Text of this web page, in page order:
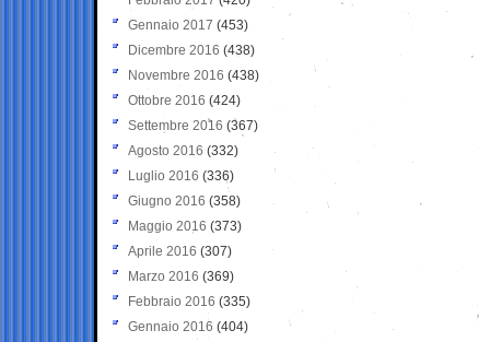
Gennaio 2017 (453)
Dicembre 2016 (438)
Novembre 2016 (438)
Ottobre 2016 (424)
Settembre 2016 (367)
Agosto 2016 (332)
Luglio 2016 (336)
Giugno 2016 (358)
Maggio 2016 (373)
Aprile 2016 (307)
Marzo 2016 (369)
Febbraio 2016 (335)
Gennaio 2016 (404)